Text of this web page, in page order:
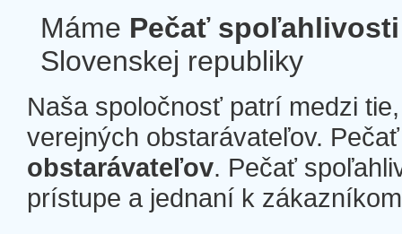
Máme Pečať spoľahlivosti
Slovenskej republiky
Naša spoločnosť patrí medzi
verejných obstarávateľov.
obstarávateľov. Pečať
prístupe a jednaní k